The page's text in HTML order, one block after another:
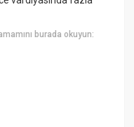
burada okuyun: